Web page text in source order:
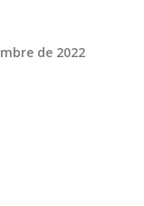
de 2022